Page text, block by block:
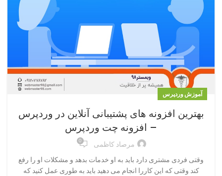
آموزش وردپرس
بهترین افزونه های پشتیبانی آنلاین در وردپرس
– افزونه چت وردپرس
مرصاد کاظمی 0
وقتی فردی مشتری دارد باید به او خدمات بدهد و مشکلات او را رفع
کند وقتی که این کاررا انجام می دهید باید به طوری عمل کنید که